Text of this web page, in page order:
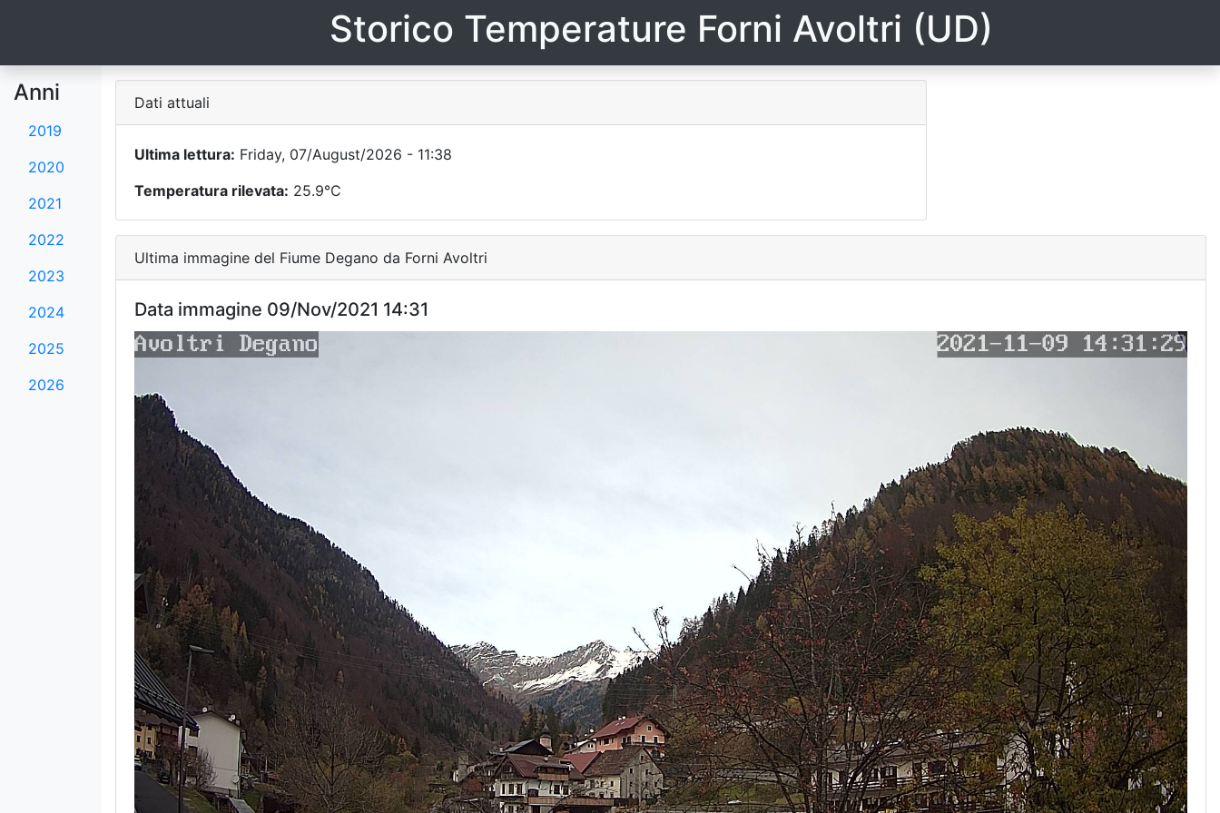
Storico Temperature Forni Avoltri (UD)
Anni
2019
2020
2021
2022
2023
2024
2025
2026
Dati attuali
Ultima lettura: Friday, 07/August/2026 - 11:38
Temperatura rilevata: 25.9°C
Ultima immagine del Fiume Degano da Forni Avoltri
Data immagine 09/Nov/2021 14:31